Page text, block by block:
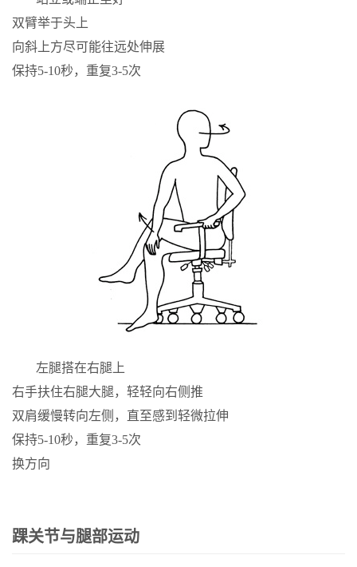
双臂举于头上
向斜上方尽可能往远处伸展
保持5-10秒，重复3-5次
左腿搭在右腿上
右手扶住右腿大腿，轻轻向右侧推
双肩缓慢转向左侧，直至感到轻微拉伸
保持5-10秒，重复3-5次
换方向
踝关节与腿部运动